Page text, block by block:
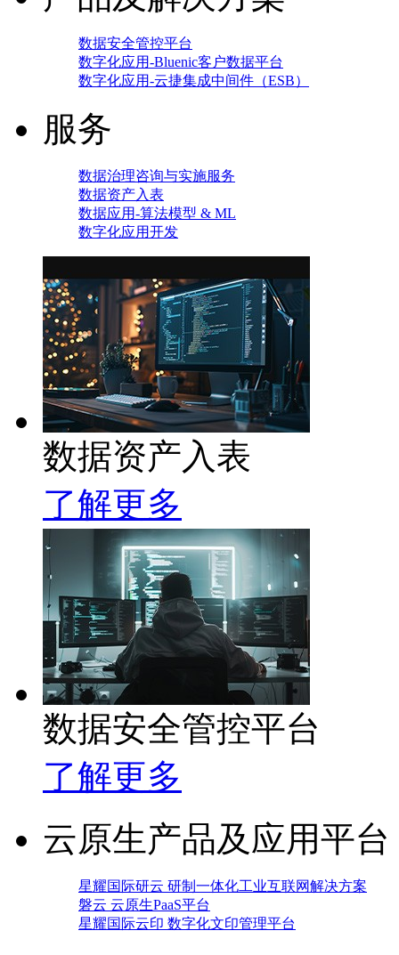
数据安全管控平台
数字化应用-Bluenic客户数据平台
数字化应用-云捷集成中间件（ESB）
服务
数据治理咨询与实施服务
数据资产入表
数据应用-算法模型 & ML
数字化应用开发
数据资产入表
了解更多
数据安全管控平台
了解更多
云原生产品及应用平台
星耀国际研云 研制一体化工业互联网解决方案
磐云 云原生PaaS平台
星耀国际云印 数字化文印管理平台